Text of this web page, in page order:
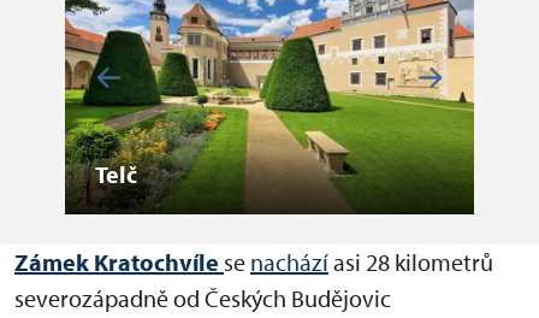
Telč
Zámek Kratochvíle se nacházíasi 28 kilometrů
severozápadně od Českých Budějovic